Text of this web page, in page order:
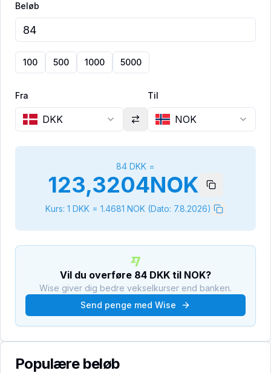
Beløb
100 500 1000 5000
Fra
DKK
Til
NOK
84 DKK =
123,3204NOK
Kurs: 1 DKK = 1.4681 NOK (Dato: 7.8.2026)
Vil du overføre 84 DKK til NOK?
Wise giver dig bedre vekselkurser end banken.
Send penge med Wise
Populære beløb